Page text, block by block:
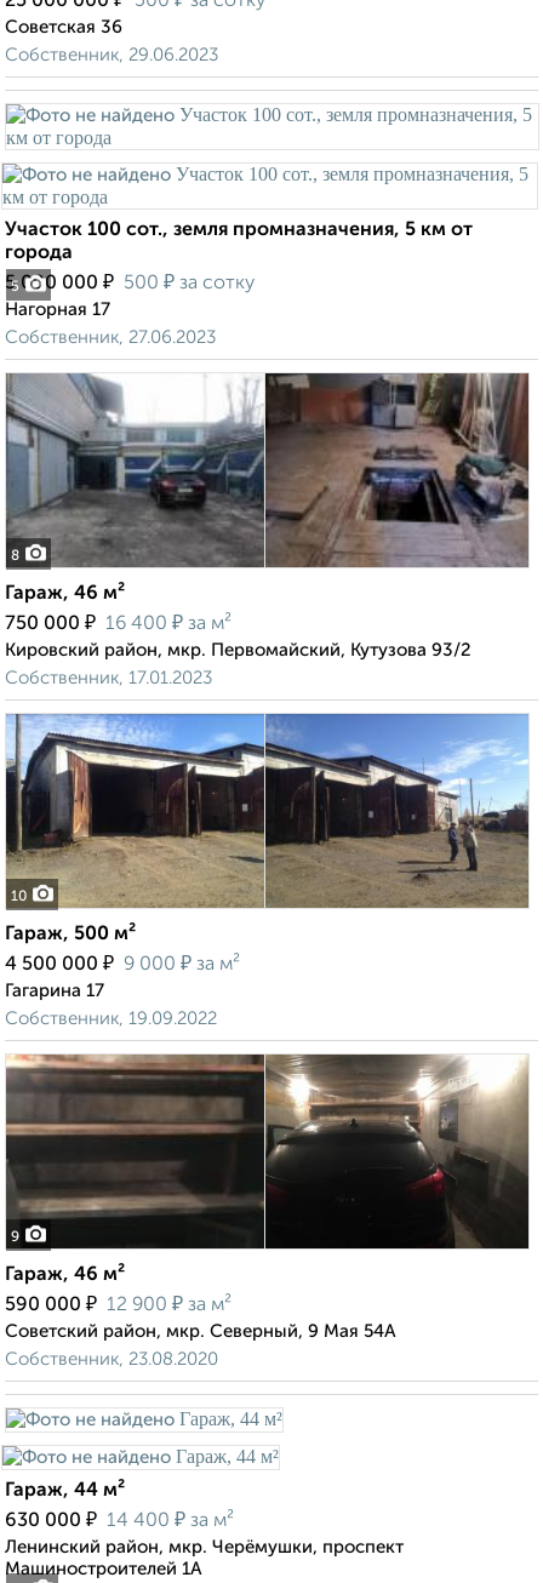
Советская 36
Собственник, 29.06.2023
5
Участок 100 сот., земля промназначения, 5 км от
города
5 000 000 ₽ 500 ₽ за сотку
Нагорная 17
Собственник, 27.06.2023
8
Гараж, 46 м²
750 000 ₽ 16 400 ₽ за м²
Кировский район, мкр. Первомайский, Кутузова 93/2
Собственник, 17.01.2023
10
Гараж, 500 м²
4 500 000 ₽ 9 000 ₽ за м²
Гагарина 17
Собственник, 19.09.2022
9
Гараж, 46 м²
590 000 ₽ 12 900 ₽ за м²
Советский район, мкр. Северный, 9 Мая 54А
Собственник, 23.08.2020
Гараж, 44 м²
630 000 ₽ 14 400 ₽ за м²
Ленинский район, мкр. Черёмушки, проспект
Машиностроителей 1А